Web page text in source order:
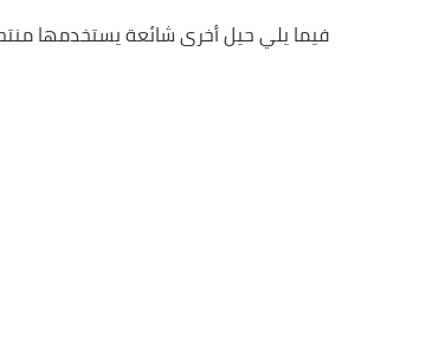
فيما يلي حيل أخرى شائعة يستخدمها